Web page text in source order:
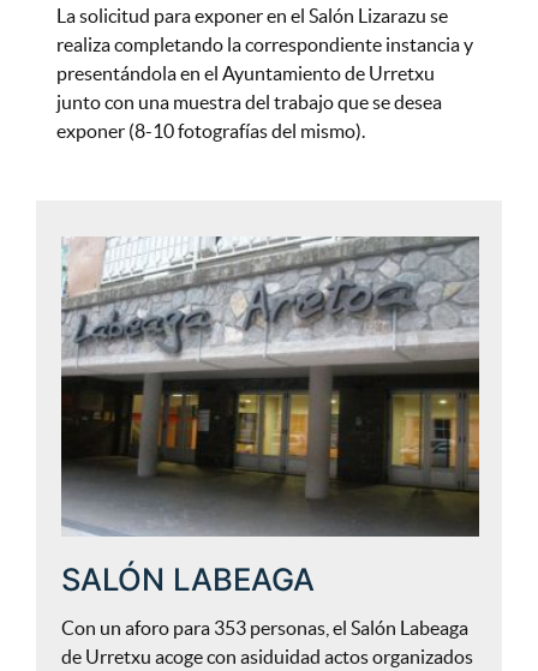
La solicitud para exponer en el Salón Lizarazu se
realiza completando la correspondiente instancia y
presentándola en el Ayuntamiento de Urretxu
junto con una muestra del trabajo que se desea
exponer (8-10 fotografías del mismo).
SALÓN LABEAGA
Con un aforo para 353 personas, el Salón Labeaga
de Urretxu acoge con asiduidad actos organizados